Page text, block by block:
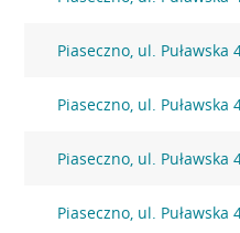
Piaseczno, ul. Puławska
Piaseczno, ul. Puławska
Piaseczno, ul. Puławska
Piaseczno, ul. Puławska